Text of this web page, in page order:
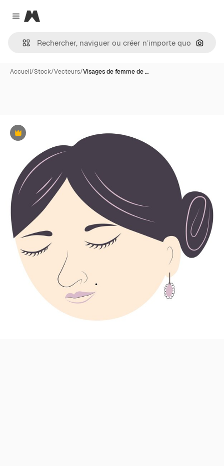
Close menu
Magnific
Accueil/Stock/Vecteurs/Visages de femme de …
Premium